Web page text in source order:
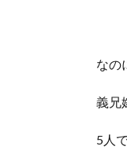
なの
義兄
5人